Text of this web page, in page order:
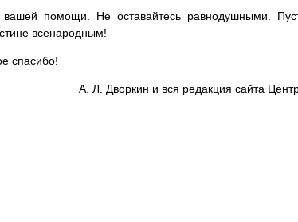
помощи. Не оставайтесь равнодушными.
всенародным!
спасибо!
А. Л. Дворкин и вся редакция сайта